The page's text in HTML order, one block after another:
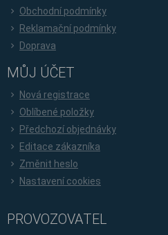
Obchodní podmínky
Reklamační podmínky
Doprava
MŮJ ÚČET
Nová registrace
Oblíbené položky
Předchozí objednávky
Editace zákazníka
Změnit heslo
Nastavení cookies
PROVOZOVATEL